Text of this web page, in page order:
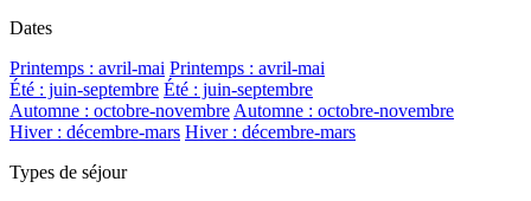
Dates
Printemps : avril-mai Printemps : avril-mai
Été : juin-septembre Été : juin-septembre
Automne : octobre-novembreAutomne : octobre-novembre
Hiver : décembre-mars Hiver : décembre-mars
Types de séjour